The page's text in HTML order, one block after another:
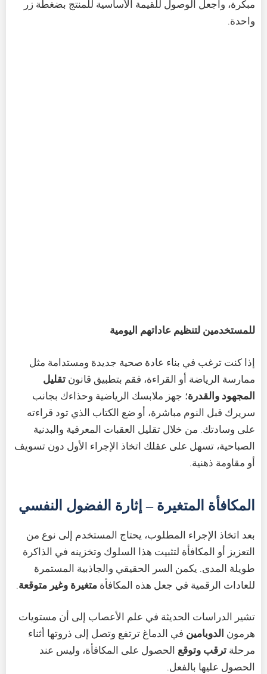
مبكرة، واجعل الوصول للقيمة الأساسية للمنتج بضغطة زر
واحدة.
للمستخدمين لتنظيم عاداتهم اليومية
إذا كنت ترغب في بناء عادة صحية جديدة ومستدامة مثل
ممارسة الرياضة أو القراءة، فقم بتطبيق قانون تقليل
المجهود والقدرة؛ جهز ملابسك الرياضية وحذاءك بجانب
سريرك قبل النوم مباشرة، أو ضع الكتاب الذي تود قراءته
على وسادتك. من خلال تقليل العقبات المعرفية والبدنية
الصباحية، تسهل على عقلك اتخاذ الإجراء الأول دون تسويف
أو مقاومة ذهنية.
المكافأة المتغيرة – إثارة الفضول النفسي
بعد اتخاذ الإجراء المطلوب، يحتاج المستخدم إلى نوع من
التعزيز أو المكافأة لتثبيت هذا السلوك وتخزينه في الذاكرة
طويلة المدى. يكمن السر الحقيقي والجاذبية المستمرة
للعادات الرقمية في جعل هذه المكافأة متغيرة وغير متوقعة.
تشير الدراسات الحديثة في علم الأعصاب إلى أن مستويات
هرمون الدوبامين في الدماغ ترتفع وتصل إلى ذروتها أثناء
مرحلة ترقب وتوقع الحصول على المكافأة، وليس عند
الحصول عليها بالفعل.